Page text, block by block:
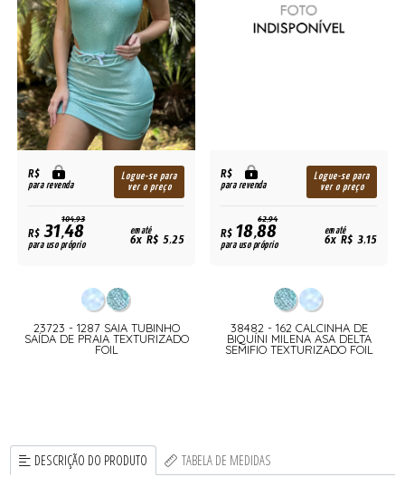
R$
para revenda
Logue-se para
ver o preço
104,93
R$31,48
para uso próprio
em até
6x R$ 5,25
23723 - 1287 SAIA TUBINHO
SAÍDA DE PRAIA TEXTURIZADO
FOIL
R$
para revenda
Logue-se para
ver o preço
62,94
R$18,88
para uso próprio
em até
6x R$ 3,15
38482 - 162 CALCINHA DE
BIQUÍNI MILENA ASA DELTA
SEMIFIO TEXTURIZADO FOIL
DESCRIÇÃO DO PRODUTO TABELA DE MEDIDAS